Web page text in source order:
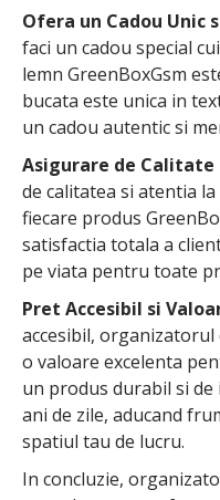
Ofera un Cadou Unic
faci un cadou special
lemn GreenBoxGsm
bucata este unica in
un cadou autentic si
Asigurare de
de calitatea si atentia
fiecare produs
satisfactia totala a
pe viata pentru toate
Pret Accesibil si
accesibil, organizatorul
o valoare excelenta
un produs durabil si de
ani de zile, aducand
spatiul tau de lucru.
In concluzie,